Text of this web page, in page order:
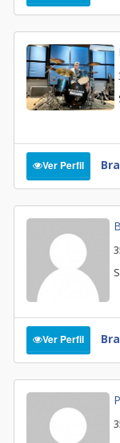
Ver Perfil
Ver Perfil